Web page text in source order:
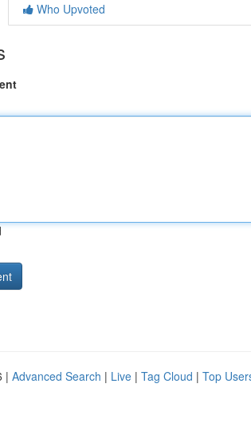
Who Upvoted
| Advanced Search | Live | Tag Cloud | Top